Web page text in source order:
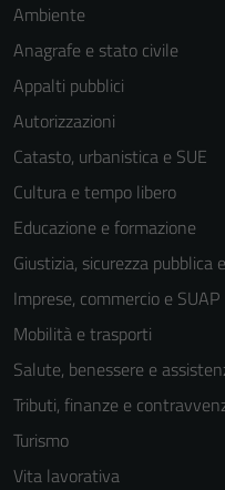
Ambiente
Anagrafe e stato civile
Appalti pubblici
Autorizzazioni
Catasto, urbanistica e SUE
Cultura e tempo libero
Educazione e formazione
Giustizia, sicurezza pubblica
Imprese, commercio e SUAP
Mobilità e trasporti
Salute, benessere e
Tributi, finanze e
Turismo
Vita lavorativa